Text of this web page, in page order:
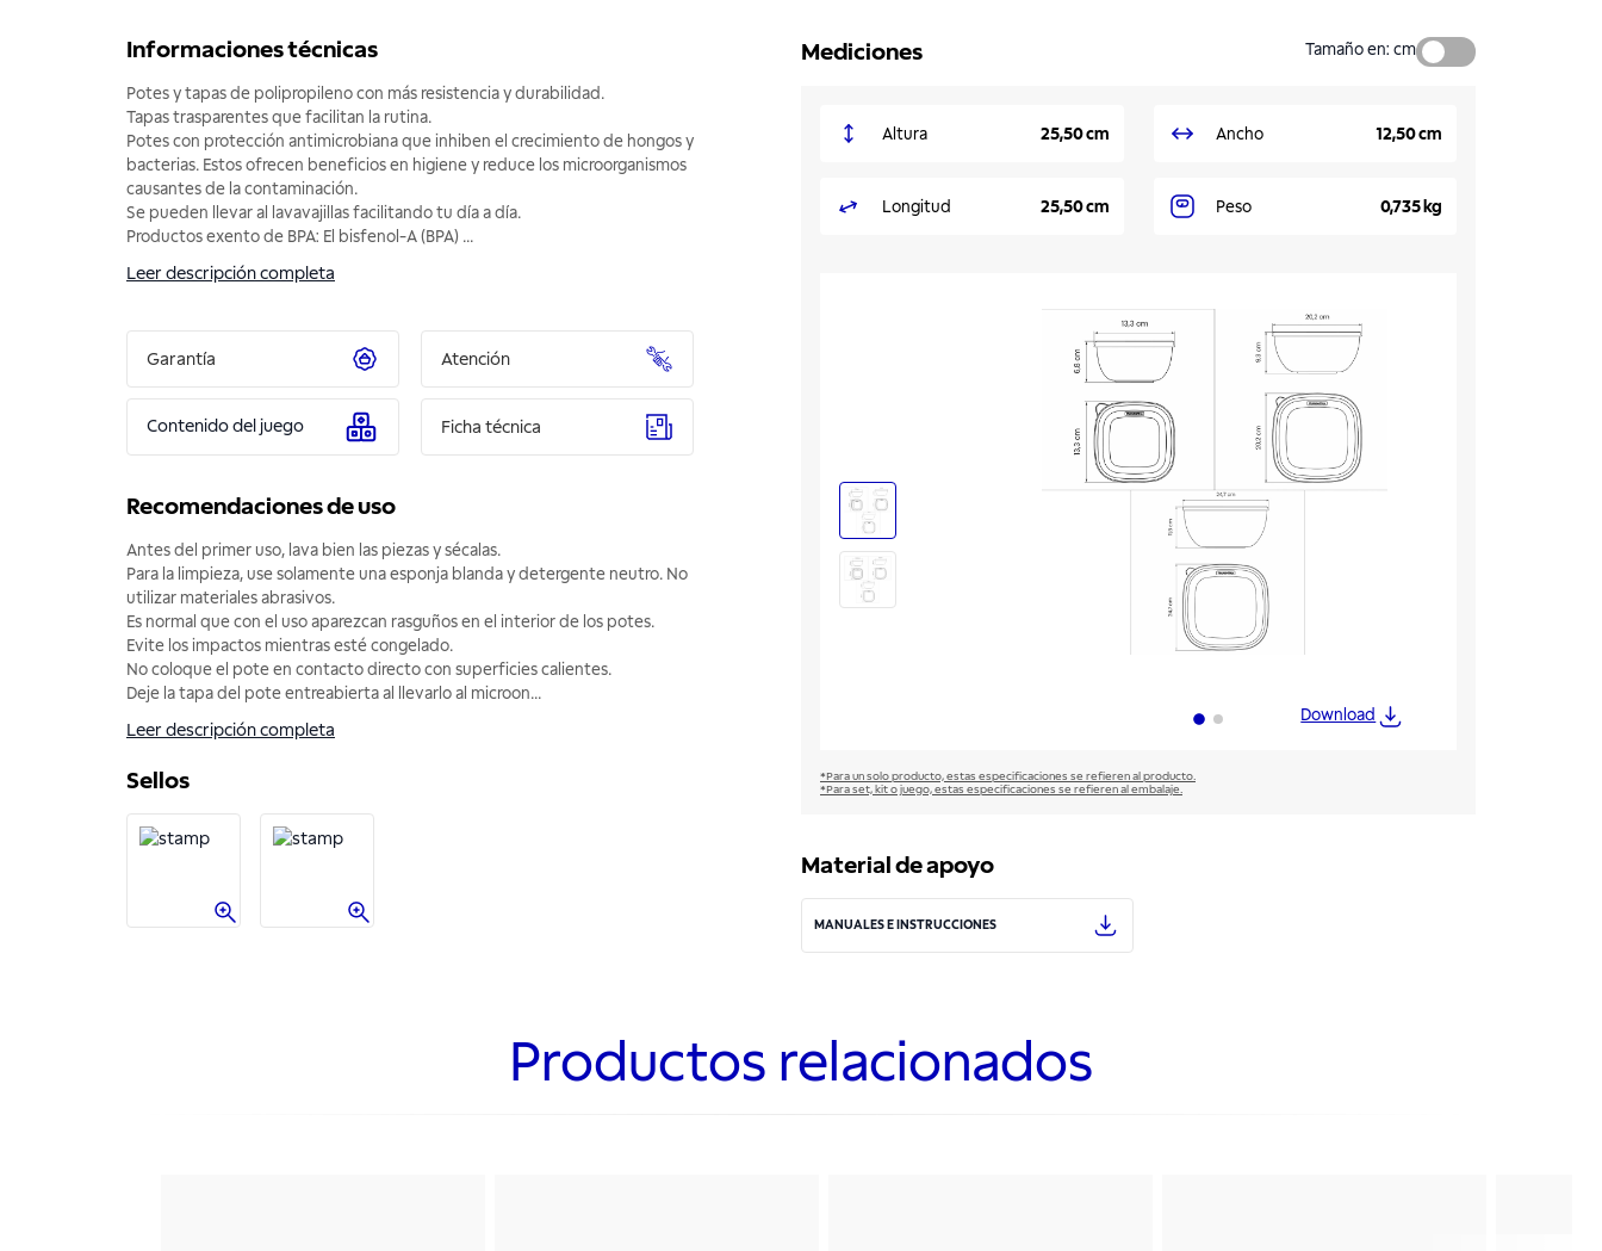
Informaciones técnicas
Potes y tapas de polipropileno con más resistencia y durabilidad.
Tapas trasparentes que facilitan la rutina.
Potes con protección antimicrobiana que inhiben el crecimiento de hongos y
bacterias. Estos ofrecen beneficios en higiene y reduce los microorganismos
causantes de la contaminación.
Se pueden llevar al lavavajillas facilitando tu día a día.
Productos exento de BPA: El bisfenol-A (BPA) ...
Leer descripción completa
Garantía Atención
Contenido del juego Ficha técnica
Recomendaciones de uso
Antes del primer uso, lava bien las piezas y sécalas.
Para la limpieza, use solamente una esponja blanda y detergente neutro. No
utilizar materiales abrasivos.
Es normal que con el uso aparezcan rasguños en el interior de los potes.
Evite los impactos mientras esté congelado.
No coloque el pote en contacto directo con superficies calientes.
Deje la tapa del pote entreabierta al llevarlo al microon...
Leer descripción completa
Sellos
Mediciones Tamaño en: cm
Altura 25,50 cm Ancho 12,50 cm
Longitud 25,50 cm Peso 0,735 kg
Download
*Para un solo producto, estas especificaciones se refieren al producto.
*Para set, kit o juego, estas especificaciones se refieren al embalaje.
Material de apoyo
MANUALES E INSTRUCCIONES
Productos relacionados